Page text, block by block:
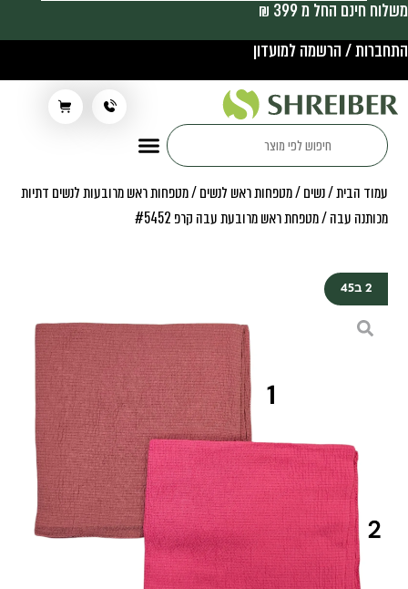
משלוח חינם החל מ 399 ₪
התחברות / הרשמה למועדון
עמוד הבית/נשים/מטפחות ראש לנשים/מטפחות ראש מרובעות לנשים דתיות
מכותנה עבה/ מטפחת ראש מרובעת עבה קרפ #5452
2 ב45